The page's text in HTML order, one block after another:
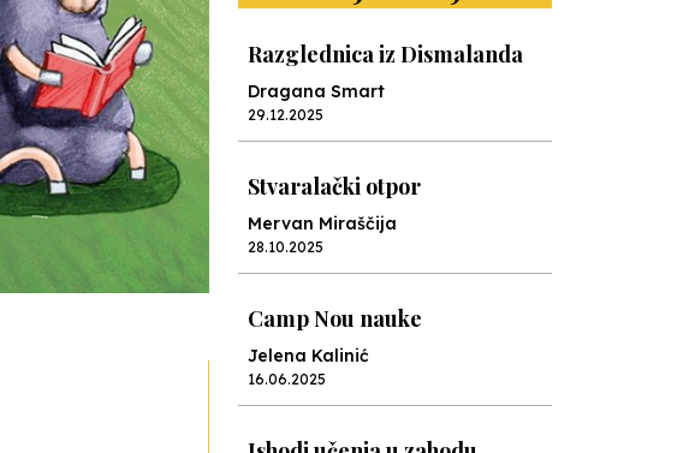
Razglednica iz Dismalanda
Dragana Smart
29.12.2025
Stvaralački otpor
Mervan Miraščija
28.10.2025
Camp Nou nauke
Jelena Kalinić
16.06.2025